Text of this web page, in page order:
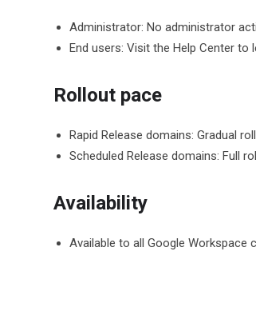
Administrator: No administrator
End users: Visit the Help Center
Rollout pace
Rapid Release domains: Gradual
Scheduled Release domains: Full
Availability
Available to all Google